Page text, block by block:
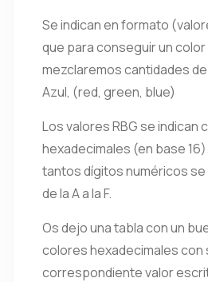
Se indican en formato
que para conseguir un
mezclaremos cantidades
Azul, (red, green, blue)
Los valores RBG se indican
hexadecimales (en base
tantos dígitos numéricos se
de la A a la F.
Os dejo una tabla con un
colores hexadecimales con
correspondiente valor